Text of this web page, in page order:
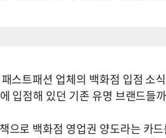
스트패션 업체의 백화점 입점 소
입점해 있던 기존 유명 브랜드들
으로 백화점 영업권 양도라는 카